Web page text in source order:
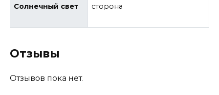
Солнечный свет
сторона
Отзывы
Отзывов пока нет.